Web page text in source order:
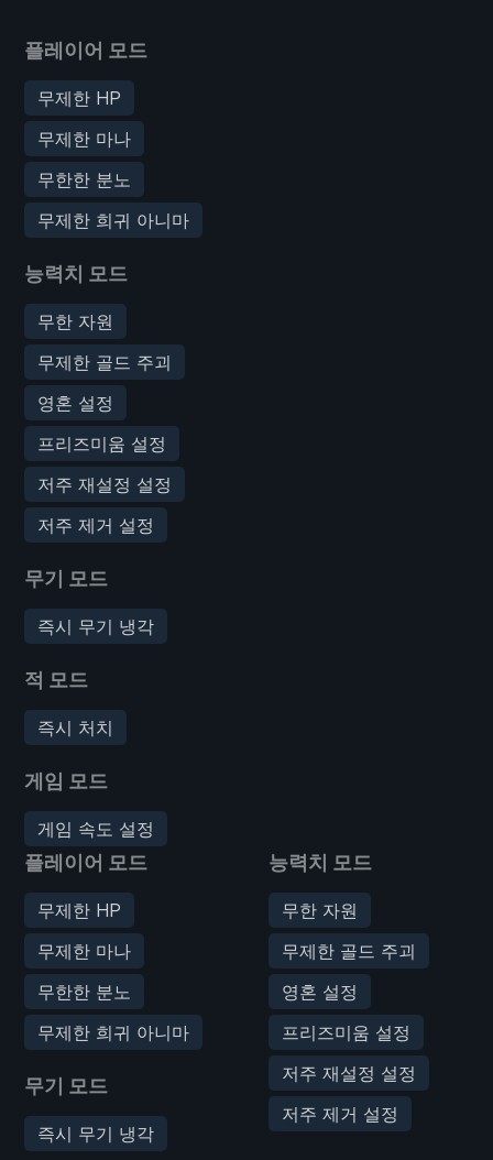
플레이어 모드
무제한 HP
무제한 마나
무한한 분노
무제한 희귀 아니마
능력치 모드
무한 자원
무제한 골드 주괴
영혼 설정
프리즈미움 설정
저주 재설정 설정
저주 제거 설정
무기 모드
즉시 무기 냉각
적 모드
즉시 처치
게임 모드
게임 속도 설정
플레이어 모드
무제한 HP
무제한 마나
무한한 분노
무제한 희귀 아니마
무기 모드
즉시 무기 냉각
능력치 모드
무한 자원
무제한 골드 주괴
영혼 설정
프리즈미움 설정
저주 재설정 설정
저주 제거 설정